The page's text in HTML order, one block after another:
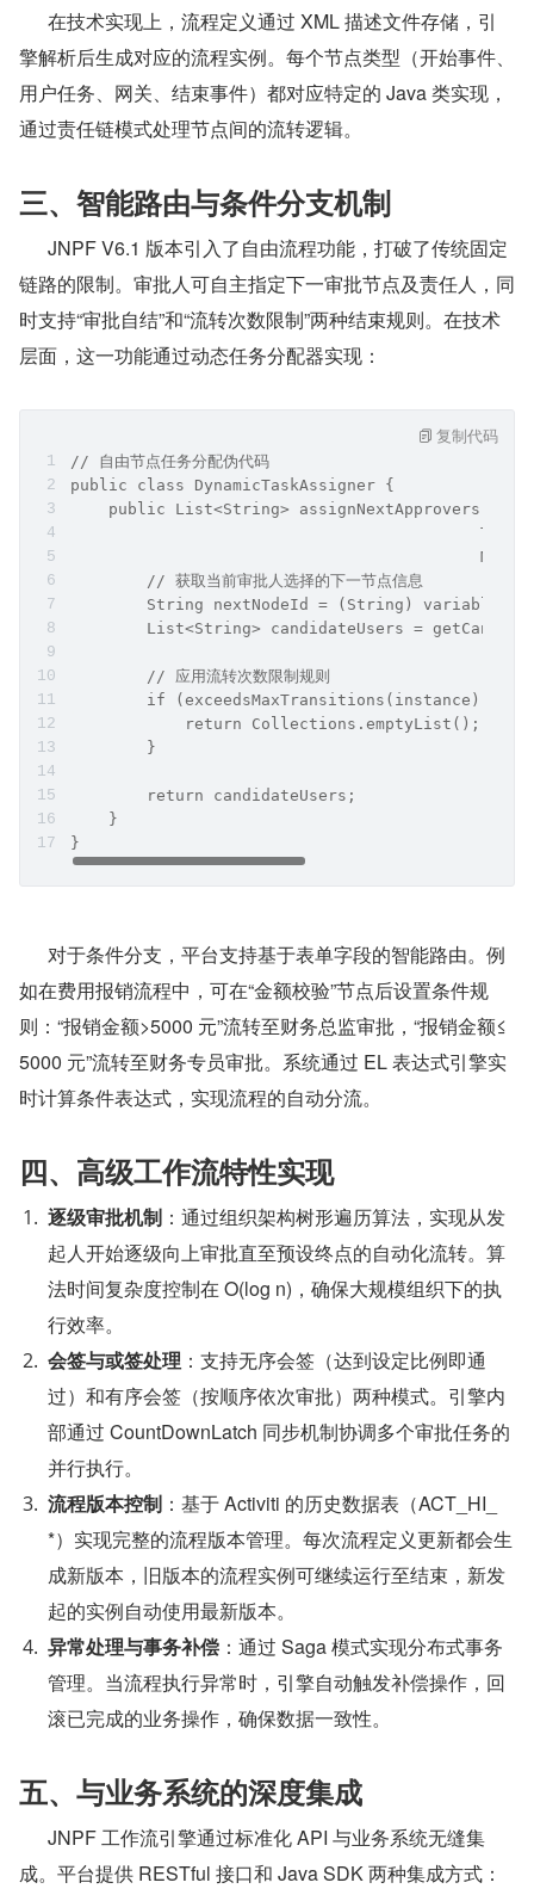
擎解析后生成对应的流程实例。每个节点类型（开始事件、
用户任务、网关、结束事件）都对应特定的 Java 类实现，
通过责任链模式处理节点间的流转逻辑。
三、智能路由与条件分支机制
链路的限制。审批人可自主指定下一审批节点及责任人，同
时支持“审批自结”和“流转次数限制”两种结束规则。在技术
层面，这一功能通过动态任务分配器实现：
// 自由节点任务分配伪代码
public class DynamicTaskAssigner {
public List<String>
Task
        // 获取当前审批人选择的下一节点信息
String nextNodeId = (String)
List<String> candidateUsers =
        // 应用流转次数限制规则
        if (exceedsMaxTransitions(instance)) {
return Collections.emptyList(); // 触
        }
        return candidateUsers;
    }
}
复制代码
如在费用报销流程中，可在“金额校验”节点后设置条件规
则：“报销金额>5000 元”流转至财务总监审批，“报销金额≤
5000 元”流转至财务专员审批。系统通过 EL 表达式引擎实
时计算条件表达式，实现流程的自动分流。
四、高级工作流特性实现
逐级审批机制 ：通过组织架构树形遍历算法，实现从发
起人开始逐级向上审批直至预设终点的自动化流转。算
法时间复杂度控制在 O(log n)，确保大规模组织下的执
行效率。
会签与或签处理 ：支持无序会签（达到设定比例即通
过）和有序会签（按顺序依次审批）两种模式。引擎内
部通过 CountDownLatch 同步机制协调多个审批任务的
并行执行。
流程版本控制 ：基于 Activiti 的历史数据表（ACT_HI_
*）实现完整的流程版本管理。每次流程定义更新都会生
成新版本，旧版本的流程实例可继续运行至结束，新发
起的实例自动使用最新版本。
异常处理与事务补偿 ：通过 Saga 模式实现分布式事务
管理。当流程执行异常时，引擎自动触发补偿操作，回
滚已完成的业务操作，确保数据一致性。
五、与业务系统的深度集成
成。平台提供 RESTful 接口和 Java SDK 两种集成方式：